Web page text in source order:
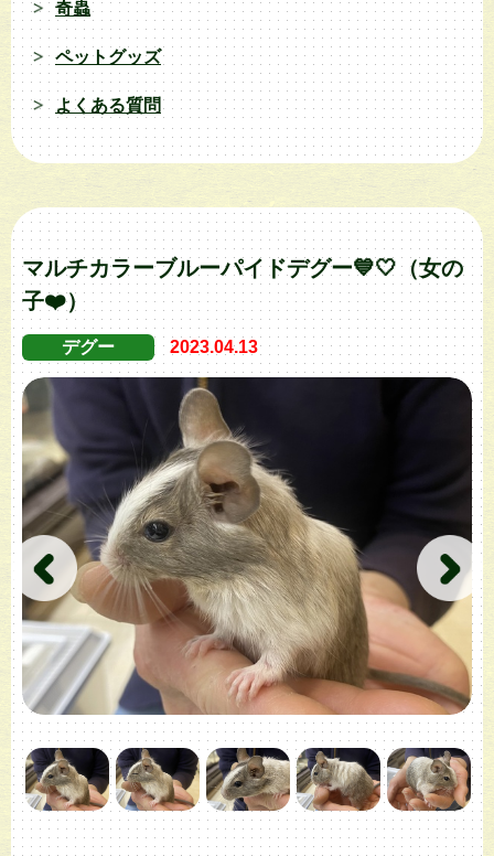
奇蟲
ペットグッズ
よくある質問
マルチカラーブルーパイドデグー💙🤍（女の
子❤️）
デグー 2023.04.13